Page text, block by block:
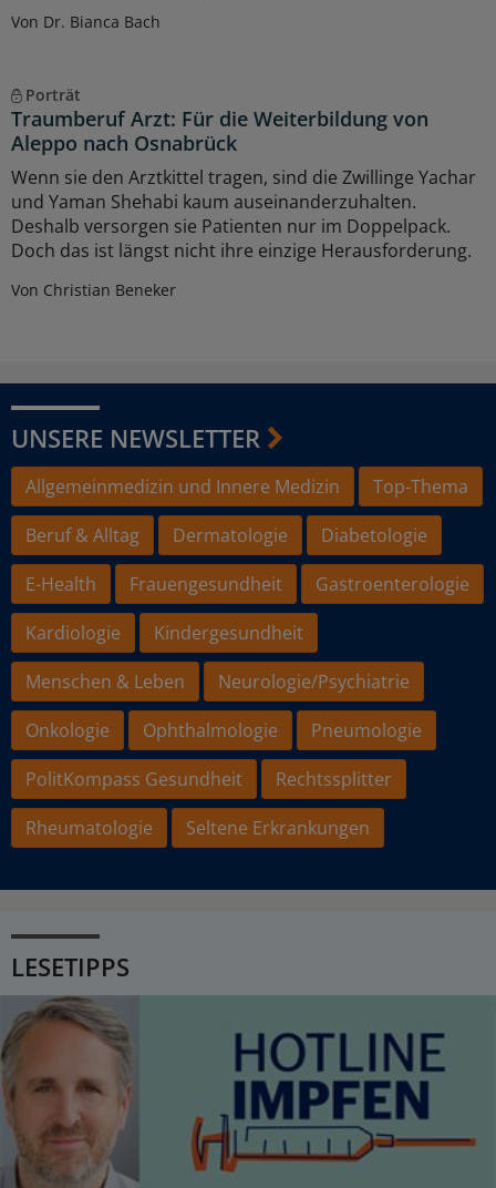
Von Dr. Bianca Bach
Porträt
Traumberuf Arzt: Für die Weiterbildung von
Aleppo nach Osnabrück
Wenn sie den Arztkittel tragen, sind die Zwillinge Yachar
und Yaman Shehabi kaum auseinanderzuhalten.
Deshalb versorgen sie Patienten nur im Doppelpack.
Doch das ist längst nicht ihre einzige Herausforderung.
Von Christian Beneker
UNSERE NEWSLETTER
Allgemeinmedizin und Innere Medizin
Top-Thema
Beruf & Alltag
Dermatologie
Diabetologie
E-Health
Frauengesundheit
Gastroenterologie
Kardiologie
Kindergesundheit
Menschen & Leben
Neurologie/Psychiatrie
Onkologie
Ophthalmologie
Pneumologie
PolitKompass Gesundheit
Rechtssplitter
Rheumatologie
Seltene Erkrankungen
LESETIPPS